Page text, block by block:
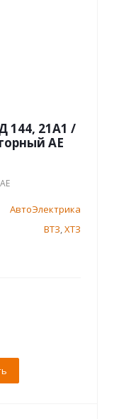
AE
АвтоЭлектрика
ВТЗ,ХТЗ